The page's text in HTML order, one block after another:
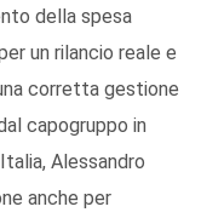
della spesa
un rilancio reale e
corretta gestione
capogruppo in
Alessandro
anche per